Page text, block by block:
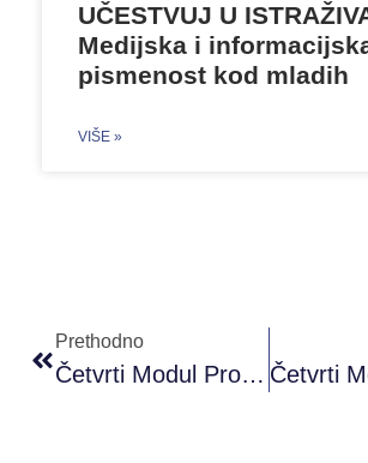
UČESTVUJ U
Medijska i
pismenost kod mladih
VIŠE »
Prethodno
Četvrti Modul Proni Akademije Omladinskog Rada (PAOR) B Nivoa